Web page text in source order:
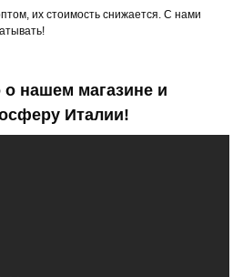
их стоимость снижается. С нами
нашем магазине и
Италии!